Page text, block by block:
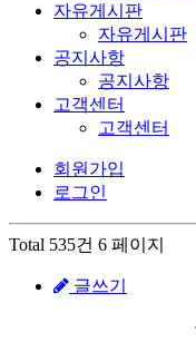
자유게시판
자유게시판
공지사항
공지사항
고객센터
고객센터
회원가입
로그인
Total 535건 6 페이지
글쓰기